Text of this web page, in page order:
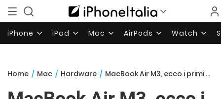
iPhone iPad Mac AirPods Watch
Home / Mac / Hardware / MacBook Air M3, ecco i primi benchmark